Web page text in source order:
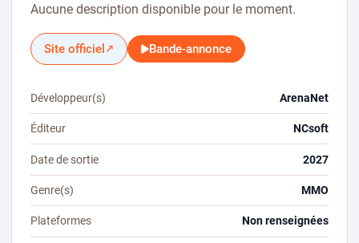
Aucune description disponible pour le moment.
Site officiel ↗ Bande-annonce
Développeur(s) ArenaNet
Éditeur NCsoft
Date de sortie 2027
Genre(s) MMO
Plateformes Non renseignées